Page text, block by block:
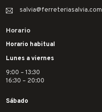
salvia@ferreteriasalvia.com
Horario
Horario habitual
Lunes a viernes
9:00 – 13:30
16:30 – 20:00
Sábado